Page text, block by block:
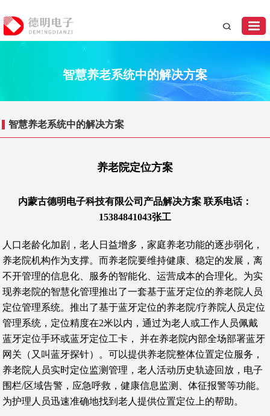
智慧养老系统中的解决方案
智慧养老系统中的解决方案
养老院定位方案
内蒙古德明电子科技有限公司产品解决方案 联系电话：
15384841043张工
人口老龄化加剧，老人日益增多，家庭养老功能的逐步弱化，
养老院机构作为支撑。而养老院要维持健康、稳定的发展，离
不开管理的信息化、服务的智能化、运营成本的合理化。为实
现养老院的智慧化管理推出了一套基于蓝牙定位的养老院人员
定位管理系统。推出了基于蓝牙定位的养老院/疗养院人员定位
管理系统，定位精度在2米以内，通过为老人或工作人员佩戴
蓝牙定位手环或蓝牙定位工卡， 并在养老院内部全场部署蓝牙
网关（又叫蓝牙探针）。可以提供养老院整体位置定位服务，
养老院人员实时定位监测管理，老人活动历史轨迹回放，电子
围栏/区域告警，应急呼救，健康信息监测、体征报警等功能。
为护理人员迅速准确地找到老人提供位置定位上的帮助。